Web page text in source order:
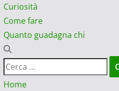
Curiosità
Come fare
Quanto guadagna chi
Ricerca
per:
Home